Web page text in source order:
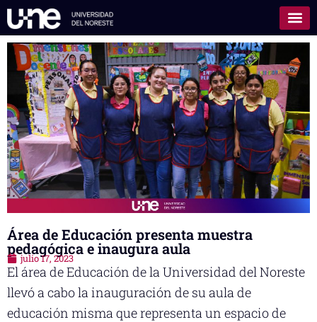
Área de Educación presenta muestra
pedagógica e inaugura aula
julio 17, 2023
El área de Educación de la Universidad del Noreste
llevó a cabo la inauguración de su aula de
educación misma que representa un espacio de